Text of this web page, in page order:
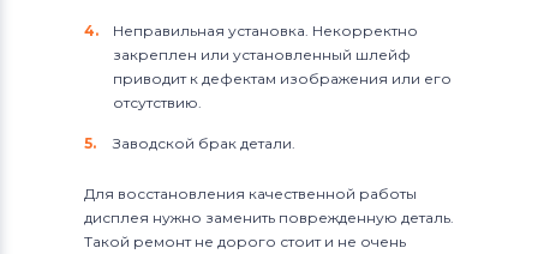
Неправильная установка. Некорректно
закреплен или установленный шлейф
приводит к дефектам изображения или его
отсутствию.
Заводской брак детали.
Для восстановления качественной работы
дисплея нужно заменить поврежденную деталь.
Такой ремонт не дорого стоит и не очень